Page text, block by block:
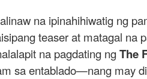
na ipinahihiwatig ng
teaser at matagal na
na pagdating ngThe
sa entablado—nang may